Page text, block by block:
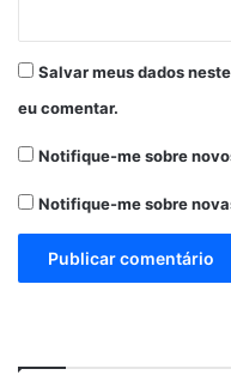
Salvar meus dados
eu comentar.
Notifique-me sobre
Notifique-me sobre